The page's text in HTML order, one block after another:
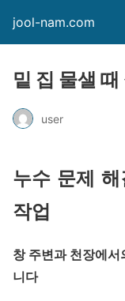
jool-nam.com
밑 집 물샐
user
누수 문제
작업
창 주변과 천장에
니다